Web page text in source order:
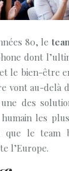
80, le
dont
le bien-être
vont au-delà
des
les
que le team
l’Europe.